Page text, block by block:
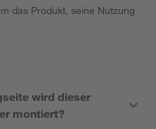
das Produkt, seine Nutzung
wird dieser
montiert?